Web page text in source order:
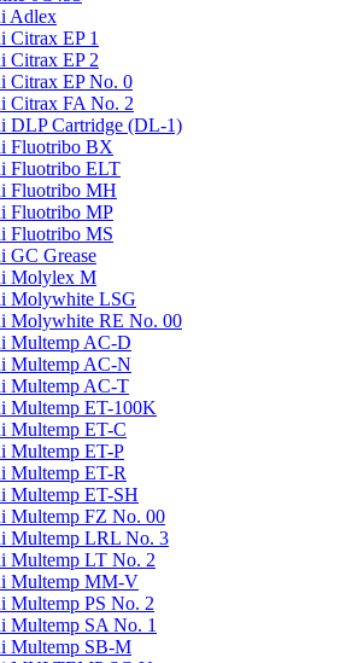
Adlex
Citrax EP 1
Citrax EP 2
Citrax EP No. 0
Citrax FA No. 2
DLP Cartridge (DL-1)
Fluotribo BX
Fluotribo ELT
Fluotribo MH
Fluotribo MP
Fluotribo MS
GC Grease
Molylex M
Molywhite LSG
Molywhite RE No. 00
Multemp AC-D
Multemp AC-N
Multemp AC-T
Multemp ET-100K
Multemp ET-C
Multemp ET-P
Multemp ET-R
Multemp ET-SH
Multemp FZ No. 00
Multemp LRL No. 3
Multemp LT No. 2
Multemp MM-V
Multemp PS No. 2
Multemp SA No. 1
Multemp SB-M